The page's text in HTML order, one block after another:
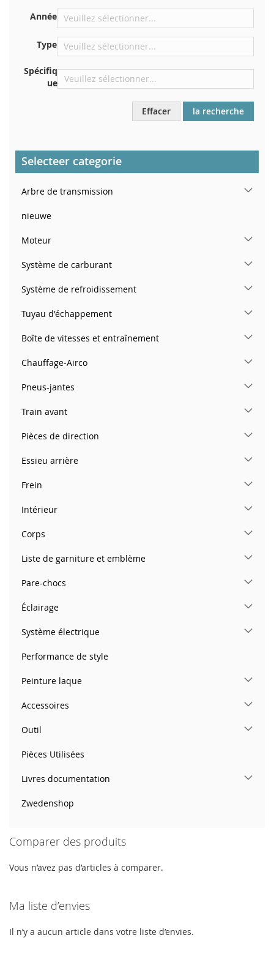
Directement dans le compartiment moteur
Près du pare-brise, sur le tableau de bord
Dans le montant de porte arrière droit
Année
Type
Spécifiq
ue
Effacer la recherche
Selecteer categorie
Arbre de transmission
nieuwe
Moteur
Système de carburant
Système de refroidissement
Tuyau d'échappement
Boîte de vitesses et entraînement
Chauffage-Airco
Pneus-jantes
Train avant
Pièces de direction
Essieu arrière
Frein
Intérieur
Corps
Liste de garniture et emblème
Pare-chocs
Éclairage
Système électrique
Performance de style
Peinture laque
Accessoires
Outil
Pièces Utilisées
Livres documentation
Zwedenshop
Comparer des produits
Vous n’avez pas d’articles à comparer.
Ma liste d’envies
Il n’y a aucun article dans votre liste d’envies.